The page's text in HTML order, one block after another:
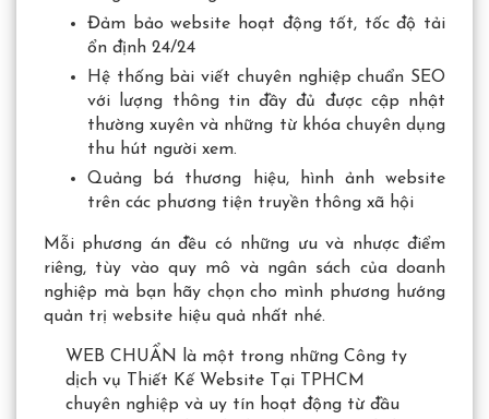
Đảm bảo website hoạt động tốt, tốc độ tải
ổn định 24/24
Hệ thống bài viết chuyên nghiệp chuẩn SEO
với lượng thông tin đầy đủ được cập nhật
thường xuyên và những từ khóa chuyên dụng
thu hút người xem.
Quảng bá thương hiệu, hình ảnh website
trên các phương tiện truyền thông xã hội
Mỗi phương án đều có những ưu và nhược điểm
riêng, tùy vào quy mô và ngân sách của doanh
nghiệp mà bạn hãy chọn cho mình phương hướng
quản trị website hiệu quả nhất nhé.
WEB CHUẨN là một trong những Công ty
dịch vụ Thiết Kế Website Tại TPHCM
chuyên nghiệp và uy tín hoạt động từ đầu